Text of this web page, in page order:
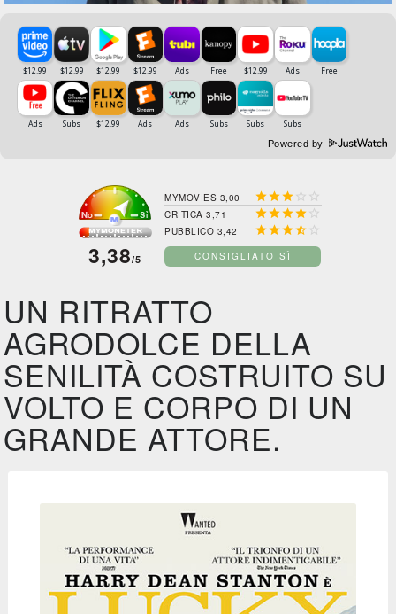
Powered by
3,38/5
MYMOVIES 3,00   
CRITICA 3,71  
PUBBLICO 3,42  
CONSIGLIATO SÌ
UN RITRATTO
AGRODOLCE DELLA
SENILITÀ COSTRUITO SU
VOLTO E CORPO DI UN
GRANDE ATTORE.